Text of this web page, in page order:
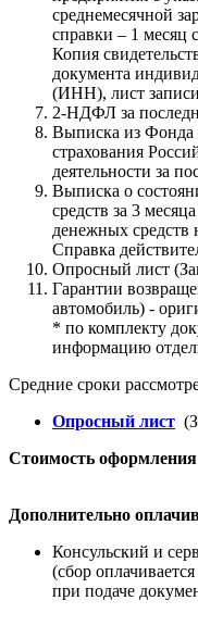
среднемесячной
справки – 1
Копия
документа
(ИНН), лист
2-НДФЛ за
Выписка из Фонда
страхования
деятельности за
Выписка о
средств за 3
денежных средств
Справка
Опросный лист
Гарантии
автомобиль) -
* по комплекту
информацию
Средние сроки
Опросный лист
Стоимость оформления
Дополнительно
Консульский и
(сбор
при подаче